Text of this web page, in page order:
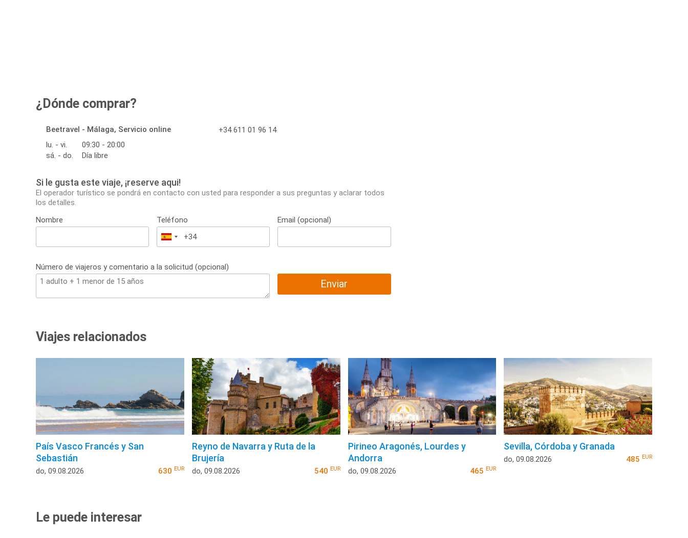
¿Dónde comprar?
Beetravel - Málaga, Servicio online
lu. - vi.
09:30 - 20:00
sá. - do.
Día libre
+34 611 01 96 14
Si le gusta este viaje, ¡reserve aqui!
El operador turístico se pondrá en contacto con usted para responder a sus preguntas y aclarar todos
los detalles.
Nombre
Teléfono
España
+34
Email (opcional)
Número de viajeros y comentario a la solicitud (opcional)
Enviar
Viajes relacionados
País Vasco Francés y San
Sebastián
do, 09.08.2026 630 EUR
Reyno de Navarra y Ruta de la
Brujería
do, 09.08.2026 540 EUR
Pirineo Aragonés, Lourdes y
Andorra
do, 09.08.2026 465EUR
Sevilla, Córdoba y Granada
do, 09.08.2026 485 EUR
Le puede interesar